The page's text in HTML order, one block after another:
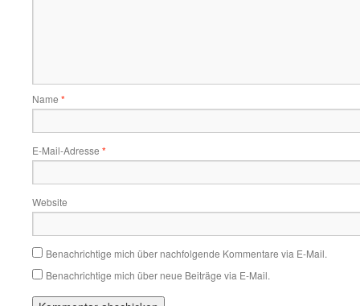
Name *
E-Mail-Adresse *
Website
Benachrichtige mich über nachfolgende Kommentare via E-Mail.
Benachrichtige mich über neue Beiträge via E-Mail.